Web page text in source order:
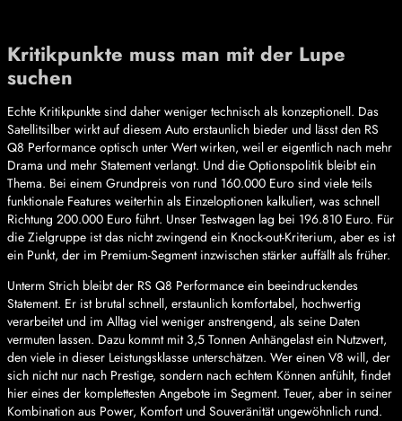
Kritikpunkte muss man mit der Lupe
suchen
Echte Kritikpunkte sind daher weniger technisch als konzeptionell. Das
Satellitsilber wirkt auf diesem Auto erstaunlich bieder und lässt den RS
Q8 Performance optisch unter Wert wirken, weil er eigentlich nach mehr
Drama und mehr Statement verlangt. Und die Optionspolitik bleibt ein
Thema. Bei einem Grundpreis von rund 160.000 Euro sind viele teils
funktionale Features weiterhin als Einzeloptionen kalkuliert, was schnell
Richtung 200.000 Euro führt. Unser Testwagen lag bei 196.810 Euro. Für
die Zielgruppe ist das nicht zwingend ein Knock-out-Kriterium, aber es ist
ein Punkt, der im Premium-Segment inzwischen stärker auffällt als früher.
Unterm Strich bleibt der RS Q8 Performance ein beeindruckendes
Statement. Er ist brutal schnell, erstaunlich komfortabel, hochwertig
verarbeitet und im Alltag viel weniger anstrengend, als seine Daten
vermuten lassen. Dazu kommt mit 3,5 Tonnen Anhängelast ein Nutzwert,
den viele in dieser Leistungsklasse unterschätzen. Wer einen V8 will, der
sich nicht nur nach Prestige, sondern nach echtem Können anfühlt, findet
hier eines der komplettesten Angebote im Segment. Teuer, aber in seiner
Kombination aus Power, Komfort und Souveränität ungewöhnlich rund.